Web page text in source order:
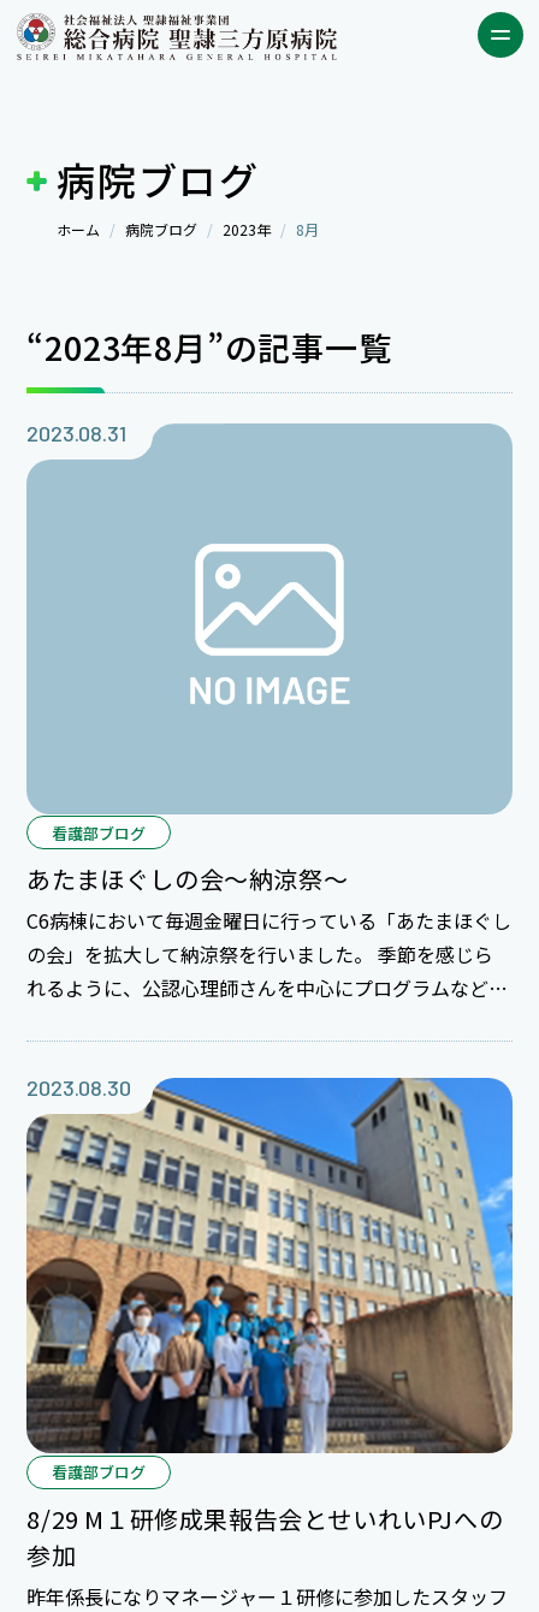
病院ブログ
ホーム 病院ブログ 2023年 8月
“2023年8月”の記事一覧
2023.08.31
看護部ブログ
あたまほぐしの会～納涼祭～
C6病棟において毎週金曜日に行っている「あたまほぐし
の会」を拡大して納涼祭を行いました。 季節を感じら
れるように、公認心理師さんを中心にプログラムなどを
ーンチャイムをしながらの「ハナミズキ」と作業療法士
さんのギター演奏での「少年時代」の合唱から始まりま
した。合唱に続き、夏にちなんだ「間違い探し」や
「○×クイズ」、夏のキーワードを自分の好きな場所に
書き込む「夏色ビンゴゲーム」を行いました。1位にな
った患者さんは書き込む場所が良かったため、とても早
くビンゴになりました\（＾＾）/
2023.08.30
看護部ブログ
8/29 M１研修成果報告会とせいれいPJへの
参加
昨年係長になりマネージャー１研修に参加したスタッフ